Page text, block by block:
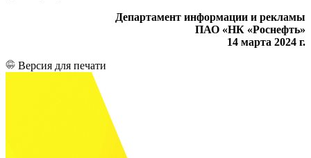
Департамент информации и рекламы
ПАО «НК «Роснефть»
14 марта 2024 г.
Версия для печати